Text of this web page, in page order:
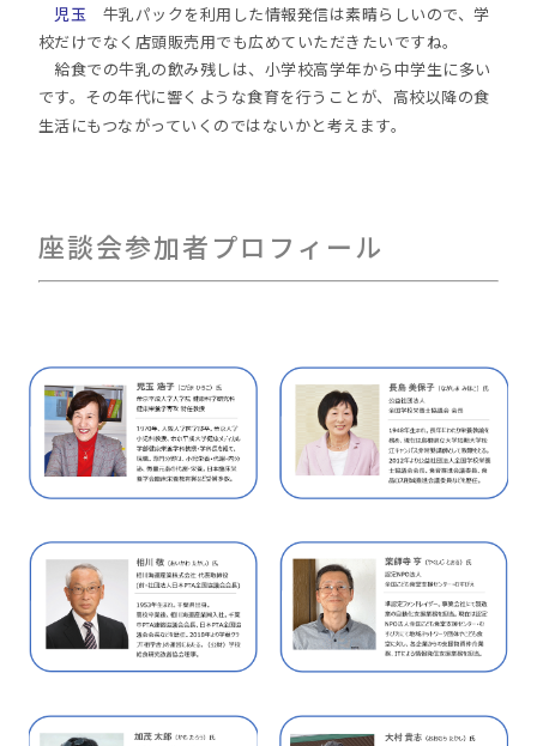
児玉 牛乳パックを利用した情報発信は素晴らしいので、学
校だけでなく店頭販売用でも広めていただきたいですね。
給食での牛乳の飲み残しは、小学校高学年から中学生に多い
です。その年代に響くような食育を行うことが、高校以降の食
生活にもつながっていくのではないかと考えます。
座談会参加者プロフィール